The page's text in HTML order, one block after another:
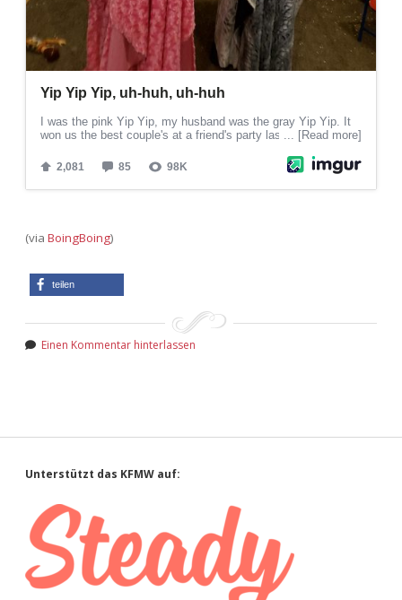
(via BoingBoing)
teilen
Einen Kommentar hinterlassen
Sidebar
Unterstützt das KFMW auf: